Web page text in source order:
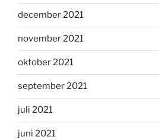
december 2021
november 2021
oktober 2021
september 2021
juli 2021
juni 2021